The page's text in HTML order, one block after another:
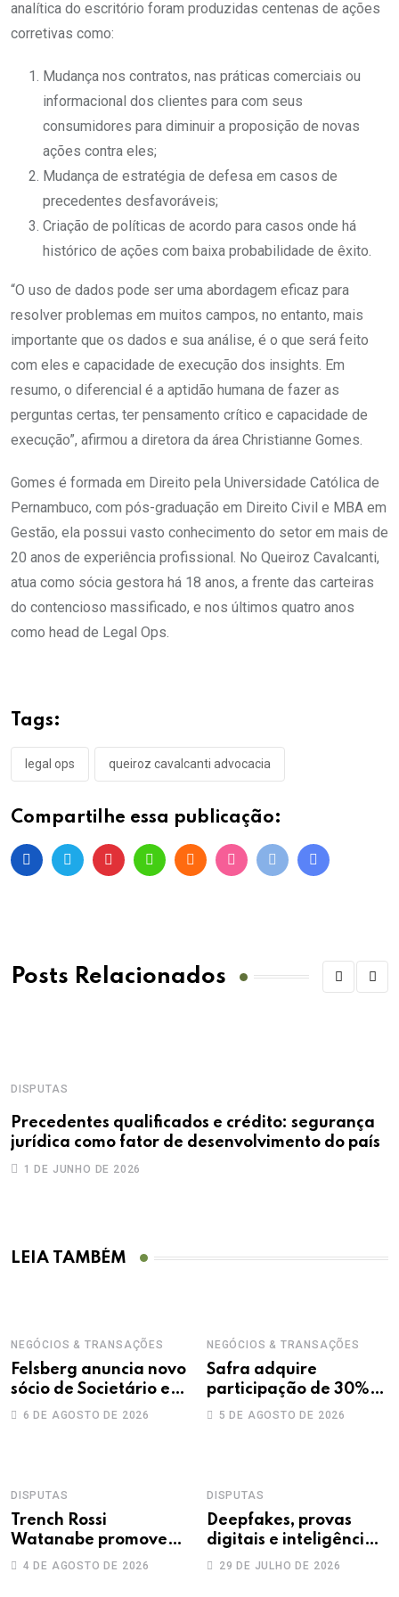
analítica do escritório foram produzidas centenas de ações
corretivas como:
Mudança nos contratos, nas práticas comerciais ou
informacional dos clientes para com seus
consumidores para diminuir a proposição de novas
ações contra eles;
Mudança de estratégia de defesa em casos de
precedentes desfavoráveis;
Criação de políticas de acordo para casos onde há
histórico de ações com baixa probabilidade de êxito.
“O uso de dados pode ser uma abordagem eficaz para
resolver problemas em muitos campos, no entanto, mais
importante que os dados e sua análise, é o que será feito
com eles e capacidade de execução dos insights. Em
resumo, o diferencial é a aptidão humana de fazer as
perguntas certas, ter pensamento crítico e capacidade de
execução”, afirmou a diretora da área Christianne Gomes.
Gomes é formada em Direito pela Universidade Católica de
Pernambuco, com pós-graduação em Direito Civil e MBA em
Gestão, ela possui vasto conhecimento do setor em mais de
20 anos de experiência profissional. No Queiroz Cavalcanti,
atua como sócia gestora há 18 anos, a frente das carteiras
do contencioso massificado, e nos últimos quatro anos
como head de Legal Ops.
Tags:
legal ops queiroz cavalcanti advocacia
Compartilhe essa publicação:
Posts Relacionados
DISPUTAS
Precedentes qualificados e crédito: segurança
jurídica como fator de desenvolvimento do país
1 DE JUNHO DE 2026
LEIA TAMBÉM
NEGÓCIOS & TRANSAÇÕES
Felsberg anuncia novo
sócio de Societário e
M&A
6 DE AGOSTO DE 2026
NEGÓCIOS & TRANSAÇÕES
Safra adquire
participação de 30%
na Treecorp
5 DE AGOSTO DE 2026
DISPUTAS
Trench Rossi
Watanabe promove
sete advogados a
4 DE AGOSTO DE 2026
DISPUTAS
Deepfakes, provas
digitais e inteligência
artificial: novos
29 DE JULHO DE 2026